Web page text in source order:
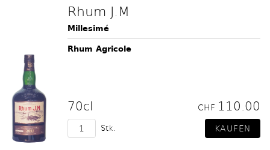
Rhum J.M
Millesimé
Rhum Agricole
70cl CHF 110.00
Stk.